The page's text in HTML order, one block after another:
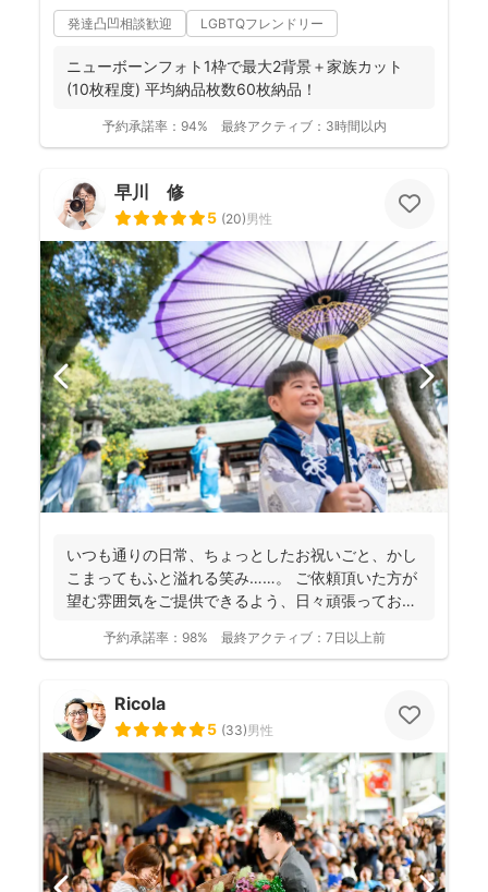
発達凸凹相談歓迎 LGBTQフレンドリー
ニューボーンフォト1枠で最大2背景＋家族カット
(10枚程度) 平均納品枚数60枚納品！
予約承諾率： 94% 最終アクティブ： 3時間以内
早川 修
5 (20)男性
いつも通りの日常、ちょっとしたお祝いごと、かし
こまってもふと溢れる笑み……。 ご依頼頂いた方が
望む雰囲気をご提供できるよう、日々頑張っており
予約承諾率： 98% 最終アクティブ： 7日以上前
Ricola
5 (33)男性